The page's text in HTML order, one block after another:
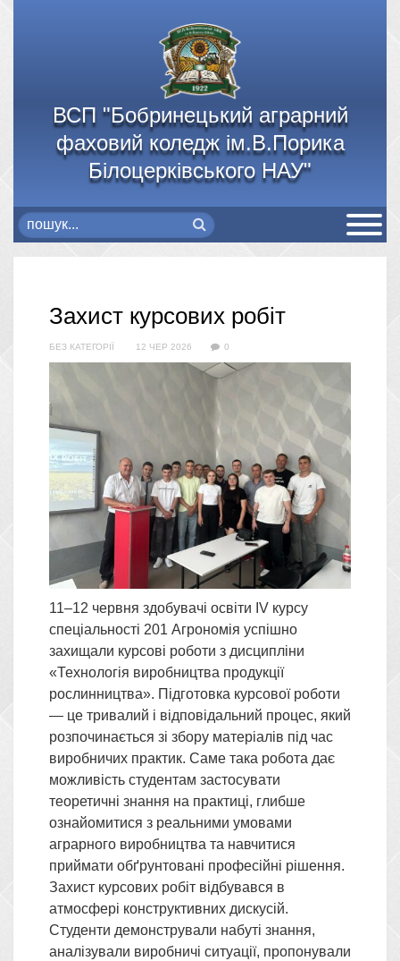
ВСП "Бобринецький аграрний
фаховий коледж ім.В.Порика
Білоцерківського НАУ"
Захист курсових робіт
БЕЗ КАТЕГОРІЇ 12 ЧЕР 2026 0
11–12 червня здобувачі освіти ІV курсу
спеціальності 201 Агрономія успішно
захищали курсові роботи з дисципліни
«Технологія виробництва продукції
рослинництва». Підготовка курсової роботи
— це тривалий і відповідальний процес, який
розпочинається зі збору матеріалів під час
виробничих практик. Саме така робота дає
можливість студентам застосувати
теоретичні знання на практиці, глибше
ознайомитися з реальними умовами
аграрного виробництва та навчитися
приймати обґрунтовані професійні рішення.
Захист курсових робіт відбувався в
атмосфері конструктивних дискусій.
Студенти демонстрували набуті знання,
аналізували виробничі ситуації, пропонували